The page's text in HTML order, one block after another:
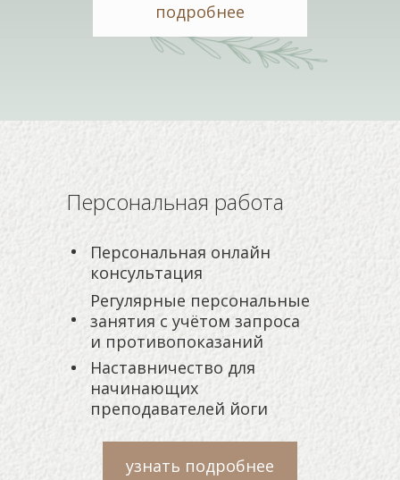
подробнее
Персональная работа
Персональная онлайн
консультация
Наставничество для
начинающих
преподавателей йоги
узнать подробнее
Регулярные персональные
занятия с учётом запроса
и противопоказаний